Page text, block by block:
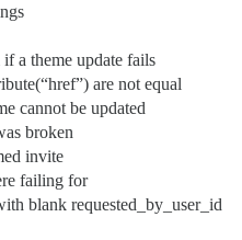
a theme update fails
are not equal
cannot be updated
broken
invite
failing for
blank requested_by_user_id